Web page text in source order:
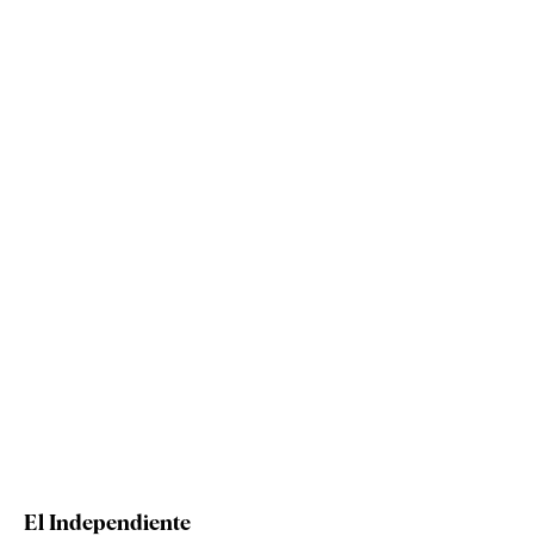
El Independiente